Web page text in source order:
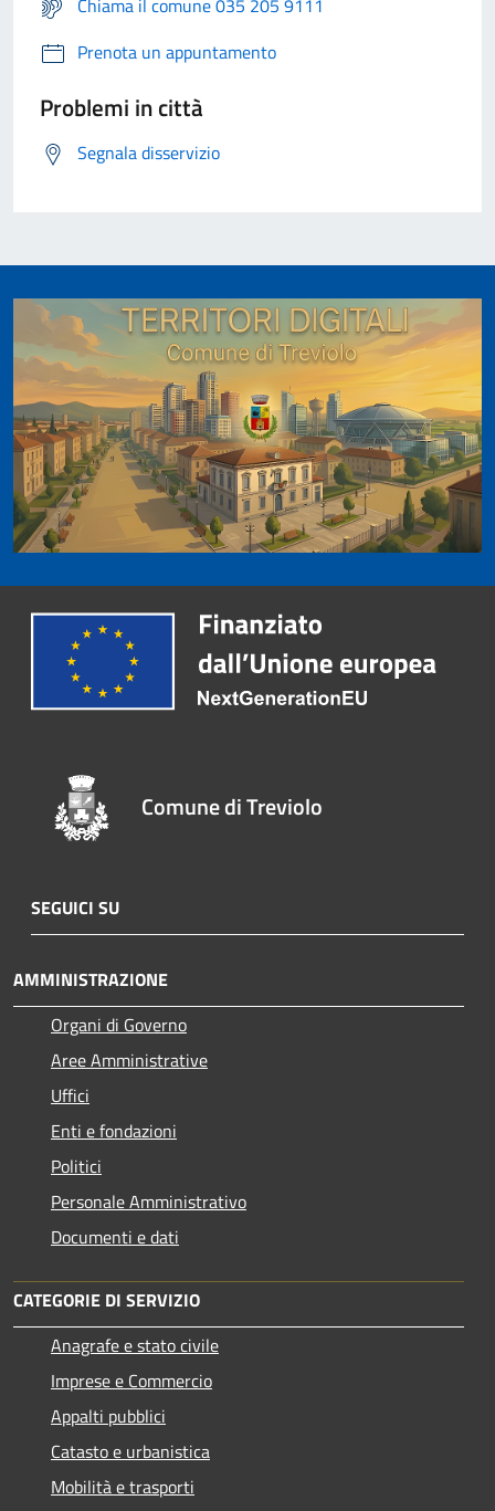
Chiama il comune 035 205 9111
Prenota un appuntamento
Problemi in città
Segnala disservizio
Comune di Treviolo
SEGUICI SU
AMMINISTRAZIONE
Organi di Governo
Aree Amministrative
Uffici
Enti e fondazioni
Politici
Personale Amministrativo
Documenti e dati
CATEGORIE DI SERVIZIO
Anagrafe e stato civile
Imprese e Commercio
Appalti pubblici
Catasto e urbanistica
Mobilità e trasporti